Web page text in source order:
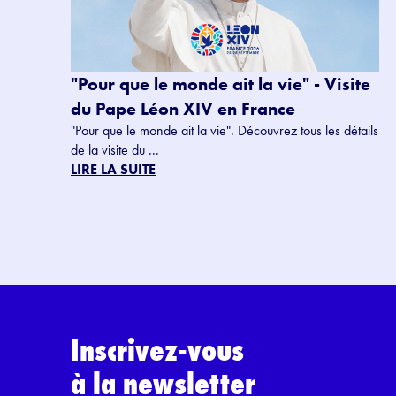
"Pour que le monde ait la vie" - Visite
du Pape Léon XIV en France
"Pour que le monde ait la vie". Découvrez tous les détails
de la visite du ...
LIRE LA SUITE
Inscrivez-vous
à la newsletter